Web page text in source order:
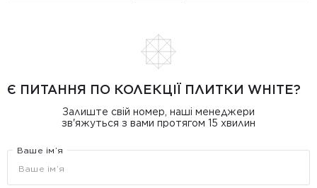
Є ПИТАННЯ ПО КОЛЕКЦІЇ ПЛИТКИ WHITE?
Залиште свій номер, наші менеджери
зв'яжуться з вами протягом 15 хвилин
Ваше ім’я